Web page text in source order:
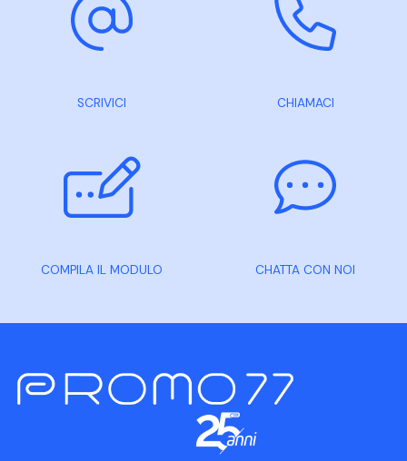
SCRIVICI CHIAMACI
COMPILA IL MODULO CHATTA CON NOI